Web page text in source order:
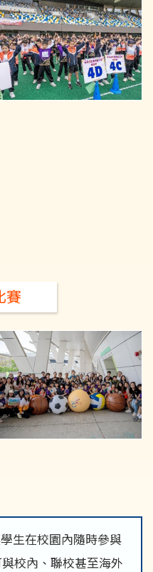
賽
生在校園內隨時參與
校內、聯校甚至海外